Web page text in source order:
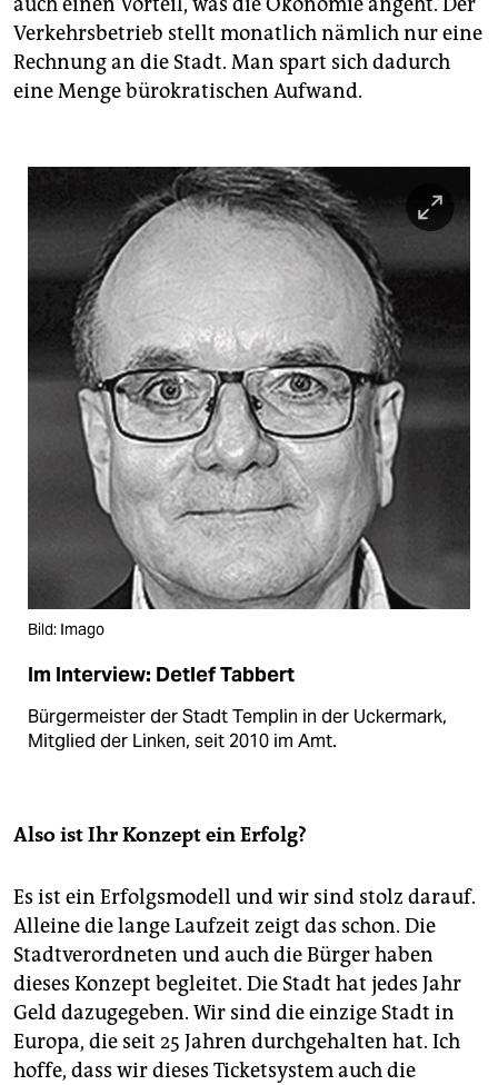
auch einen Vorteil, was die Ökonomie angeht. Der
Verkehrsbetrieb stellt monatlich nämlich nur eine
Rechnung an die Stadt. Man spart sich dadurch
eine Menge bürokratischen Aufwand.
Bild: Imago
Im Interview: Detlef Tabbert
Bürgermeister der Stadt Templin in der Uckermark,
Mitglied der Linken, seit 2010 im Amt.
Also ist Ihr Konzept ein Erfolg?
Es ist ein Erfolgsmodell und wir sind stolz darauf.
Alleine die lange Laufzeit zeigt das schon. Die
Stadtverordneten und auch die Bürger haben
dieses Konzept begleitet. Die Stadt hat jedes Jahr
Geld dazugegeben. Wir sind die einzige Stadt in
Europa, die seit 25 Jahren durchgehalten hat. Ich
hoffe, dass wir dieses Ticketsystem auch die